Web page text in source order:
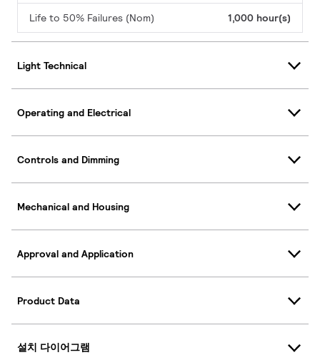
Life to 50% Failures (Nom) 1,000 hour(s)
Light Technical
Operating and Electrical
Controls and Dimming
Mechanical and Housing
Approval and Application
Product Data
설치 다이어그램